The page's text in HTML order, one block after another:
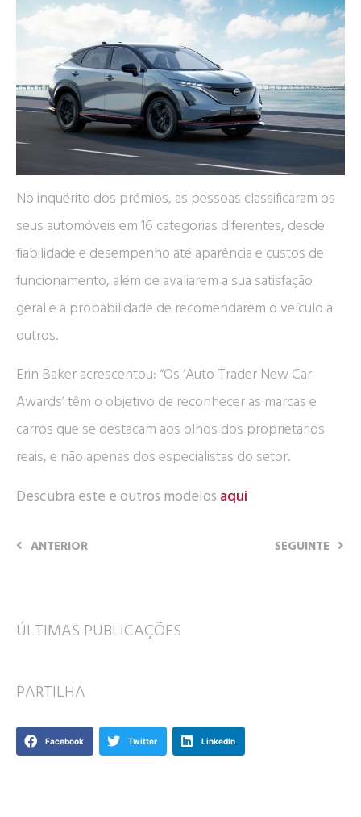
No inquérito dos prémios, as pessoas classificaram os
seus automóveis em 16 categorias diferentes, desde
fiabilidade e desempenho até aparência e custos de
funcionamento, além de avaliarem a sua satisfação
geral e a probabilidade de recomendarem o veículo a
outros.
Erin Baker acrescentou: “Os ‘Auto Trader New Car
Awards’ têm o objetivo de reconhecer as marcas e
carros que se destacam aos olhos dos proprietários
reais, e não apenas dos especialistas do setor.
Descubra este e outros modelos aqui
ANTERIOR SEGUINTE
ÚLTIMAS PUBLICAÇÕES
PARTILHA
Facebook Twitter LinkedIn